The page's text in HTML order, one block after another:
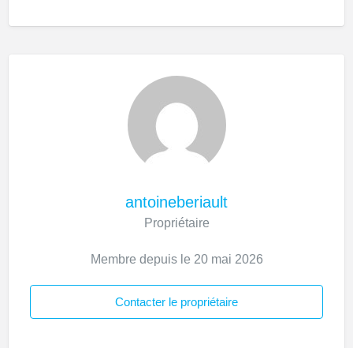
antoineberiault
Propriétaire
Membre depuis le 20 mai 2026
Contacter le propriétaire